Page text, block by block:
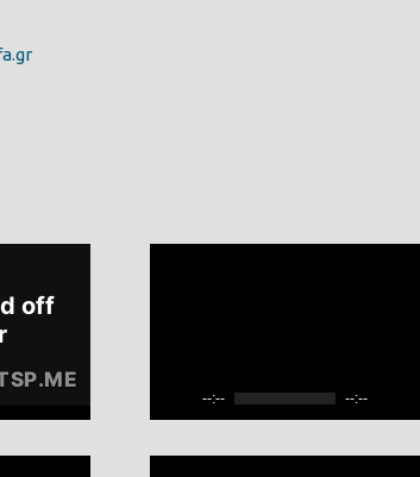
--:-- --:--